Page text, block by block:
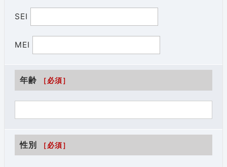
SEI
MEI
年齢 ［必須］
性別 ［必須］